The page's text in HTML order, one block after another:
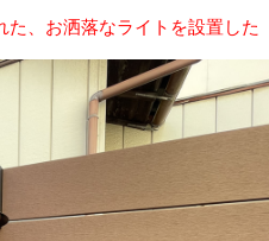
た、お洒落なライトを設置した